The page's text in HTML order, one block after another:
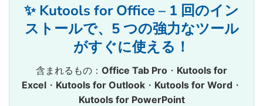
✨ Kutools for Office – 1 回のイン
ストールで、5 つの強力なツール
がすぐに使える！
含まれるもの： Office Tab Pro ・ Kutools for
Excel・ Kutools for Outlook・ Kutools for Word・
Kutools for PowerPoint